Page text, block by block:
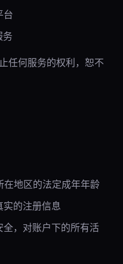
台
务
任何服务的权利，恕不
在地区的法定成年年龄
的注册信息
，对账户下的所有活